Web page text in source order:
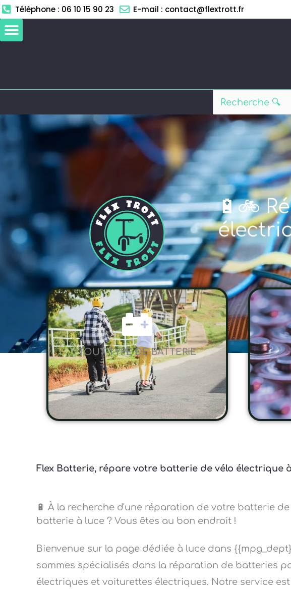
Aller
au
contenu
Téléphone : 06 10 15 90 23 E-mail : contact@flextrott.fr
🔋🚲
TOUT TYPE DE BATTERIE
Flex Batterie, répare votre batterie de vélo électrique
🔋 À la recherche d'une réparation de votre batterie
batterie à luce ? Vous êtes au bon endroit !
Bienvenue sur la page dédiée à luce dans
sommes spécialisés dans la réparation de batteries
électriques et voiturettes électriques. Notre service